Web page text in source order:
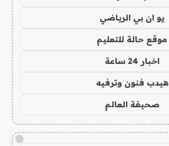
يو ان بي الرياضي
موقع حالة للتعليم
اخبار 24 ساعة
هيدب فنون وترفيه
صحيفة العالم
!